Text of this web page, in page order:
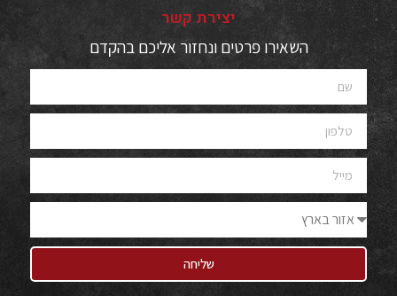
יצירת קשר
השאירו פרטים ונחזור אליכם בהקדם
שליחה